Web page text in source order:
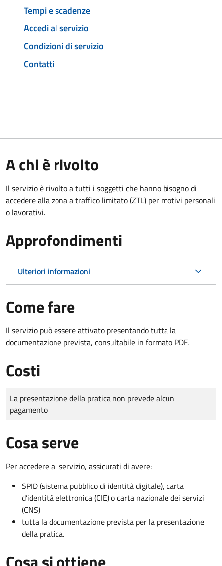
Tempi e scadenze
Accedi al servizio
Condizioni di servizio
Contatti
A chi è rivolto
Il servizio è rivolto a tutti i soggetti che hanno bisogno di
accedere alla zona a traffico limitato (ZTL) per motivi personali
o lavorativi.
Approfondimenti
Ulteriori informazioni
Come fare
Il servizio può essere attivato presentando tutta la
documentazione prevista, consultabile in formato PDF.
Costi
Tipo di pagamento
Importo
La presentazione della pratica non prevede alcun
pagamento
Cosa serve
Per accedere al servizio, assicurati di avere:
SPID (sistema pubblico di identità digitale), carta
d’identità elettronica (CIE) o carta nazionale dei servizi
(CNS)
tutta la documentazione prevista per la presentazione
della pratica.